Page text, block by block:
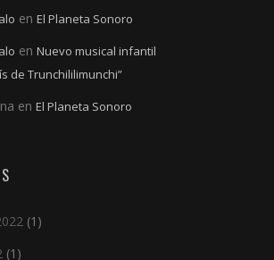
en El Planeta Sonoro
en Nuevo musical infantil
de Trunchililimunchi”
en El Planeta Sonoro
(1)
(1)